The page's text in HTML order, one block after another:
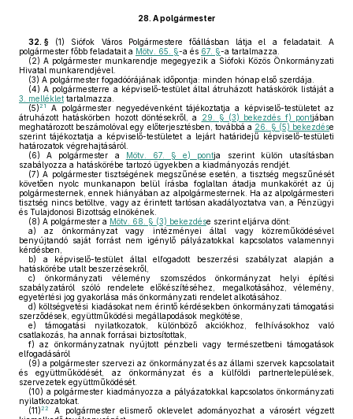
28. A polgármester
32. § (1)
Siófok Város Polgármestere főállásban látja el a feladatait. A
polgármester főbb feladatait a Mötv. 65. §-a és 67. §-a tartalmazza.
(2) A polgármester munkarendje megegyezik a Siófoki Közös Önkormányzati
Hivatal munkarendjével.
(3) A polgármester fogadóórájának időpontja: minden hónap első szerdája.
(4) A polgármesterre a képviselő-testület által átruházott hatáskörök listáját a
3. melléklet tartalmazza.
(5)21
A polgármester negyedévenként tájékoztatja a képviselő-testületet az
átruházott hatáskörben hozott döntésekről, a
29. § (3) bekezdés f) pontjában
meghatározott beszámolóval egy előterjesztésben, továbbá a 26. § (5) bekezdése
szerint tájékoztatja a képviselő-testületet a lejárt határidejű képviselő-testületi
határozatok végrehajtásáról.
(6) A polgármester a Mötv. 67. § e) pontja szerint külön utasításban
szabályozza a hatáskörébe tartozó ügyekben a kiadmányozás rendjét.
(7) A polgármester tisztségének megszűnése esetén, a tisztség megszűnését
követően nyolc munkanapon belül írásba foglaltan átadja munkakörét az új
polgármesternek, ennek hiányában az alpolgármesternek. Ha az alpolgármesteri
tisztség nincs betöltve, vagy az érintett tartósan akadályoztatva van, a Pénzügyi
és Tulajdonosi Bizottság elnökének.
(8) A polgármester a Mötv. 68. § (3) bekezdése szerint eljárva dönt:
a) az önkormányzat vagy intézményei által vagy közreműködésével
benyújtandó saját forrást nem igénylő pályázatokkal kapcsolatos valamennyi
kérdésben,
b) a képviselő-testület által elfogadott beszerzési szabályzat alapján a
hatáskörébe utalt beszerzésekről,
c) önkormányzati vélemény szomszédos önkormányzat helyi építési
szabályzatáról szóló rendelete előkészítéséhez, megalkotásához, vélemény,
egyetértési jog gyakorlása más önkormányzati rendelet alkotásához.
d) költségvetési kiadásokat nem érintő kérdésekben önkormányzati támogatási
szerződések, együttműködési megállapodások megkötése,
e) támogatási nyilatkozatok, különböző akciókhoz, felhívásokhoz való
csatlakozás, ha annak forrásai biztosítottak,
f) az önkormányzatnak nyújtott pénzbeli vagy természetbeni támogatások
elfogadásáról
(9) a polgármester szervezi az önkormányzat és az állami szervek kapcsolatait
és együttműködését, az önkormányzat és a külföldi partnertelepülések,
szervezetek együttműködését.
(10) a polgármester kiadmányozza a pályázatokkal kapcsolatos önkormányzati
nyilatkozatokat.
(11)22
A polgármester elismerő oklevelet adományozhat a városért végzett